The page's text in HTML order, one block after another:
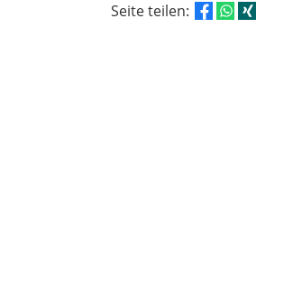
Seite teilen: